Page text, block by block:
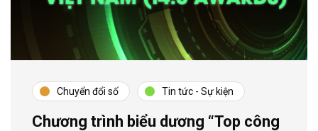
Chuyển đổi số Tin tức - Sự kiện
Chương trình biểu dương “Top công